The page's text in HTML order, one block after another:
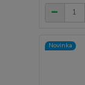
Novinka